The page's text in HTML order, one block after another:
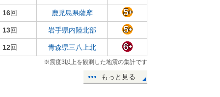
16回 鹿児島県薩摩
13回 岩手県内陸北部
12回 青森県三八上北
※震度3以上を観測した地震の集計です
もっと見る